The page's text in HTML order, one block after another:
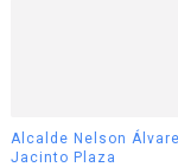
Alcalde Nelson
Jacinto Plaza